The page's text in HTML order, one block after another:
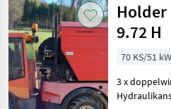
Kategorija 4 Država
TRENUTNA
STAZA
Poljoprivredna
tehnika
Poništi
Prikaži
rezultata
Holder
9.72 H
70 KS/51 kW
3 x